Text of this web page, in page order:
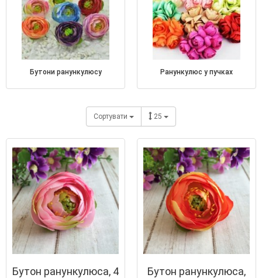
бутони ранункулюсу ранункулюс у пучках
Сортувати 25
Бутон ранункулюса, 4
Бутон ранункулюса,